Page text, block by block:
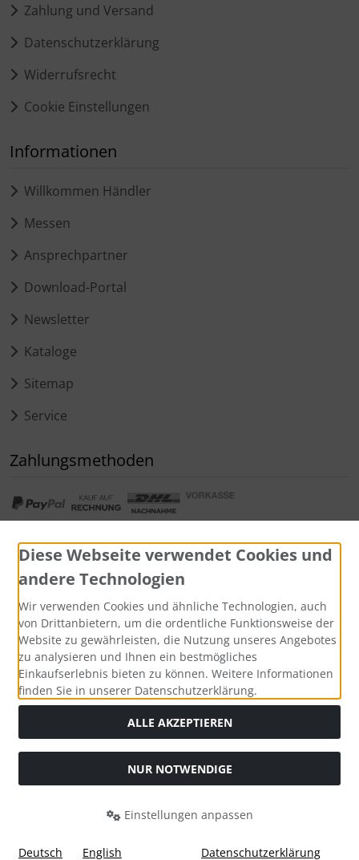
Zahlung und Versand
Datenschutzerklärung
Widerrufsrecht
Cookie Einstellungen
Informationen
Willkommen Händler
Messen
Ansprechpartner
Download-Portal
Newsletter
Kataloge
Sitemap
Service
Zahlungsmethoden
Alle Preise inkl. gesetzl. MwSt. zzgl.Versandkosten
durchgestrichenen Preise entsprechen dem bisherigen Preis
Tushita PaperArt GmbH © 2026 | Template © 2026 by Karl
ialla eCommerce Shopsoftware © 2006 -2026
Diese Webseite verwendet Cookies und
andere Technologien
Wir verwenden Cookies und ähnliche Technologien, auch
von Drittanbietern, um die ordentliche Funktionsweise der
Website zu gewährleisten, die Nutzung unseres Angebotes
zu analysieren und Ihnen ein bestmögliches
Einkaufserlebnis bieten zu können. Weitere Informationen
finden Sie in unserer Datenschutzerklärung.
ALLE AKZEPTIEREN
NUR NOTWENDIGE
Einstellungen anpassen
Deutsch English Datenschutzerklärung